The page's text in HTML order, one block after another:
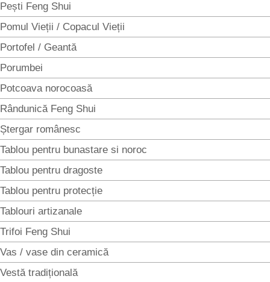
Pești Feng Shui
Pomul Vieții / Copacul Vieții
Portofel / Geantă
Porumbei
Potcoava norocoasă
Rândunică Feng Shui
Ștergar românesc
Tablou pentru bunastare si noroc
Tablou pentru dragoste
Tablou pentru protecție
Tablouri artizanale
Trifoi Feng Shui
Vas / vase din ceramică
Vestă tradițională